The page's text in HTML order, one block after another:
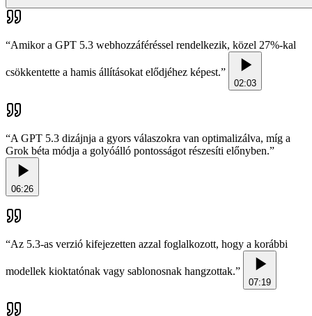
“Amikor a GPT 5.3 webhozzáféréssel rendelkezik, közel 27%-kal
csökkentette a hamis állításokat elődjéhez képest.”
02:03
“A GPT 5.3 dizájnja a gyors válaszokra van optimalizálva, míg a
Grok béta módja a golyóálló pontosságot részesíti előnyben.”
06:26
“Az 5.3-as verzió kifejezetten azzal foglalkozott, hogy a korábbi
modellek kioktatónak vagy sablonosnak hangzottak.”
07:19